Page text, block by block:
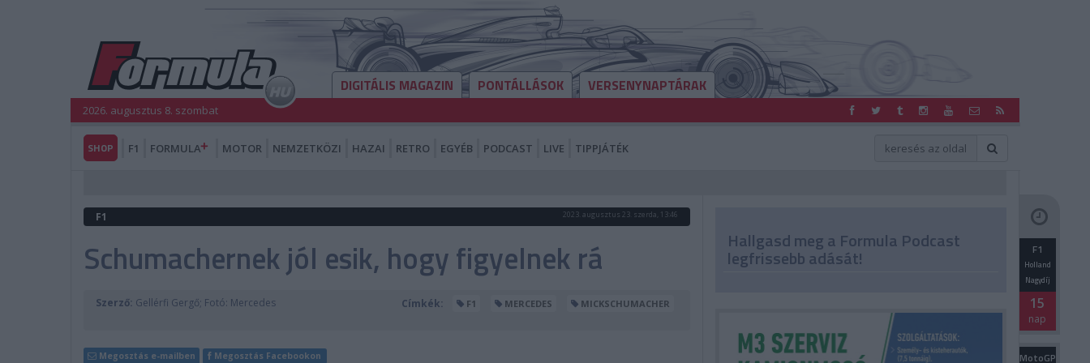
DIGITÁLIS MAGAZIN PONTÁLLÁSOK VERSENYNAPTÁRAK
2026. augusztus 8. szombat
SHOP F1 FORMULA MOTOR NEMZETKÖZI HAZAI RETRO EGYÉB PODCAST LIVE TIPPJÁTÉK
F1 2023. augusztus 23. szerda, 13:46
Schumachernek jól esik, hogy figyelnek rá
Szerző: Gellérfi Gergő; Fotó: Mercedes Címkék: F1 MERCEDES MICKSCHUMACHER
Megosztás e-mailben Megosztás Facebookon
Hallgasd meg a Formula Podcast
legfrissebb adását! F1
Holland
Nagydíj
15
nap
MotoGP